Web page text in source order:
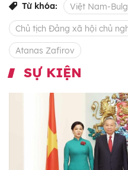
Từ khóa: Việt Nam-
Chủ tịch Đảng xã hội chủ
Atanas Zafirov
SỰ KIỆN